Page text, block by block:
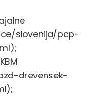
slovenija/pcp-
);
drevensek-
);